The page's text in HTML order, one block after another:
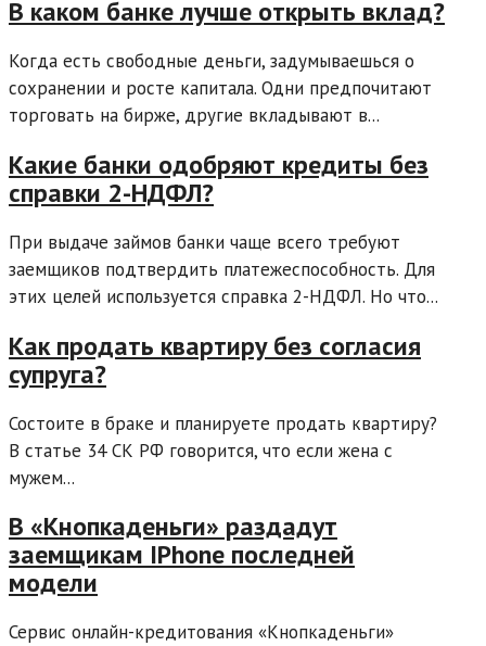
В каком банке лучше открыть вклад?
Когда есть свободные деньги, задумываешься о
сохранении и росте капитала. Одни предпочитают
торговать на бирже, другие вкладывают в...
Какие банки одобряют кредиты без
справки 2-НДФЛ?
При выдаче займов банки чаще всего требуют
заемщиков подтвердить платежеспособность. Для
этих целей используется справка 2-НДФЛ. Но что...
Как продать квартиру без согласия
супруга?
Состоите в браке и планируете продать квартиру?
В статье 34 СК РФ говорится, что если жена с
мужем...
В «Кнопкаденьги» раздадут
заемщикам IPhone последней
модели
Сервис онлайн-кредитования «Кнопкаденьги»